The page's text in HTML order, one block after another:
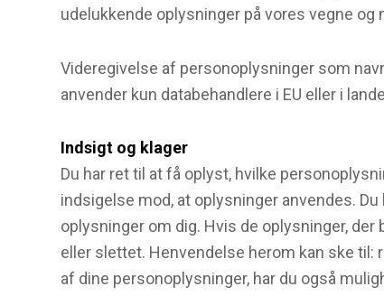
udelukkende oplysninger på vores vegne og
Videregivelse af personoplysninger som
anvender kun databehandlere i EU eller i
Indsigt og klager
Du har ret til at få oplyst, hvilke
indsigelse mod, at oplysninger anvendes.
oplysninger om dig. Hvis de oplysninger,
eller slettet. Henvendelse herom kan ske til:
af dine personoplysninger, har du også